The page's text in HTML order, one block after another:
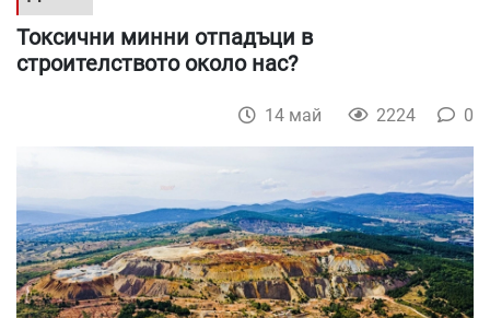
Токсични минни отпадъци в
строителството около нас?
14 май 2224 0